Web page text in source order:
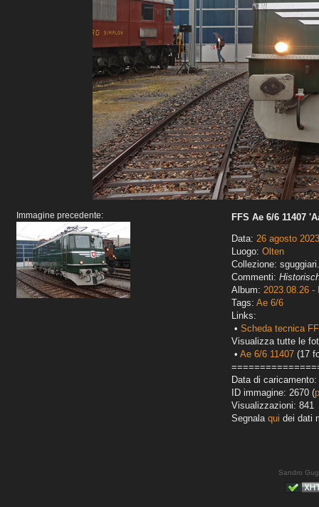
Immagine precedente:
FFS Ae 6/6 11407
Data: 26 agosto 2023
Luogo: Olten
Collezione:
Commenti:
Album: 2023.08.26 -
Tags: Ae 6/6
Links:
• Scheda tecnica
Visualizza tutte le
• Ae 6/6 11407 (17
Data di
ID immagine: 2670 (
Visualizzazioni: 841
Segnala qui dei dati
Sandro